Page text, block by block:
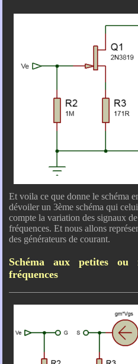
Et voila ce que donne le schéma
dévoiler un 3ème schéma qui
compte la variation des signaux
fréquences. Et nous allons
des générateurs de courant.
Schéma aux petites ou
fréquences